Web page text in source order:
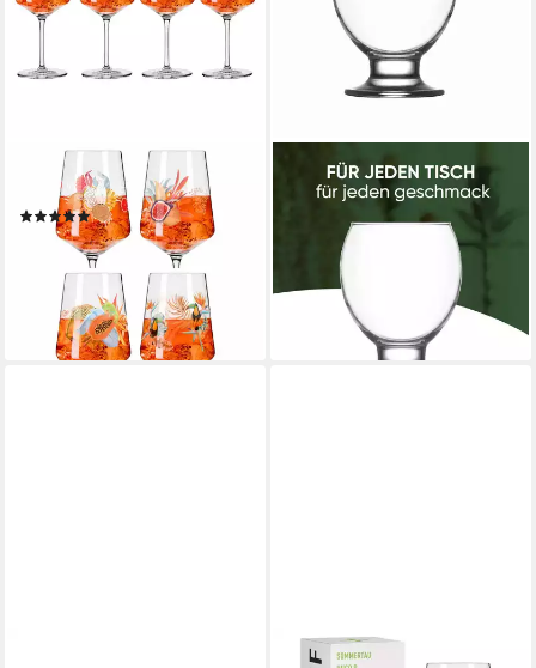
RITZENHOFF
Aperitifglas Sommerrausch
(1)
ab 45,90 € UVP91,80 €
lieferbar - in 2-3 Werktagen bei dir
Gläser-Set Nectar, 6-tlg., Glas,
6er Set, 280ml, ideal für
Wasser, Saft, Softdrinks oder
Cocktails
lieferbar - in 5-6 Werktagen bei dir